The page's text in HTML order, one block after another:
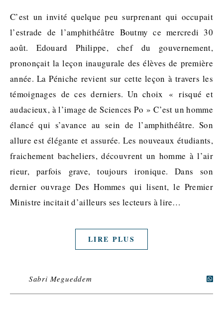
C’est un invité quelque peu surprenant qui occupait
l’estrade de l’amphithéâtre Boutmy ce mercredi 30
août. Edouard Philippe, chef du gouvernement,
prononçait la leçon inaugurale des élèves de première
année. La Péniche revient sur cette leçon à travers les
témoignages de ces derniers. Un choix « risqué et
audacieux, à l’image de Sciences Po » C’est un homme
élancé qui s’avance au sein de l’amphithéâtre. Son
allure est élégante et assurée. Les nouveaux étudiants,
fraichement bacheliers, découvrent un homme à l’air
rieur, parfois grave, toujours ironique. Dans son
dernier ouvrage Des Hommes qui lisent, le Premier
Ministre incitait d’ailleurs ses lecteurs à lire…
LIRE PLUS
Sabri Megueddem